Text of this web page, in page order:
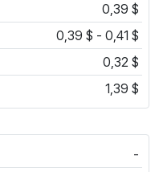
0,39 $
0,39 $ - 0,41 $
0,32 $
1,39 $
-